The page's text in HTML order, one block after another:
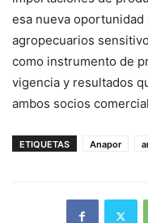
esa nueva
agropecuarios
como instrumento de
vigencia y resultados
ambos socios
ETIQUETAS Anapor